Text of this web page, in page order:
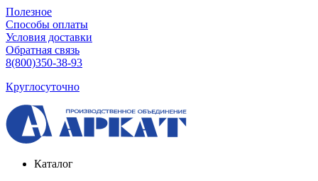
Полезное
Способы оплаты
Условия доставки
Обратная связь
8(800)350-38-93
Круглосуточно
Каталог